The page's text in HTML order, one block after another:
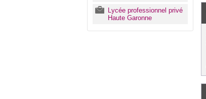
Lycée professionnel privé
Haute Garonne